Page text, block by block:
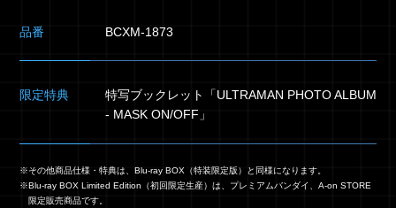
品番 BCXM-1873
限定特典
特写ブックレット「ULTRAMAN PHOTO ALBUM
- MASK ON/OFF」
※その他商品仕様・特典は、Blu-ray BOX（特装限定版）と同様になります。
※Blu-ray BOX Limited Edition（初回限定生産）は、プレミアムバンダイ、A-on STORE
限定販売商品です。